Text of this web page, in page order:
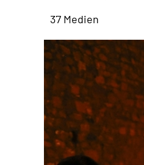
37 Medien